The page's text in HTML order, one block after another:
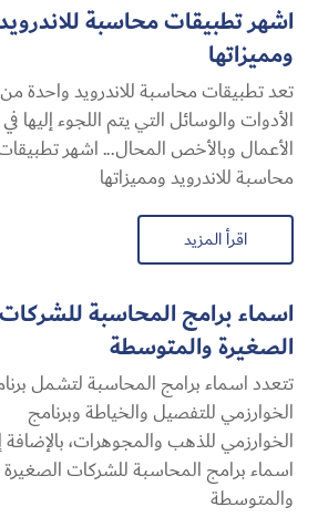
اشهر تطبيقات محاسبة
ومميزاتها
تعد تطبيقات محاسبة للاندرويد واحدة
الأدوات والوسائل التي يتم اللجوء إليها
الأعمال وبالأخص المحال... اشهر
محاسبة للاندرويد ومميزاتها
اقرأ المزيد
اسماء برامج المحاسبة للشركات
الصغيرة والمتوسطة
تتعدد اسماء برامج المحاسبة لتشمل
الخوارزمي للتفصيل والخياطة وبرنامج
الخوارزمي للذهب والمجوهرات، بالإضافة
اسماء برامج المحاسبة للشركات الصغيرة
والمتوسطة